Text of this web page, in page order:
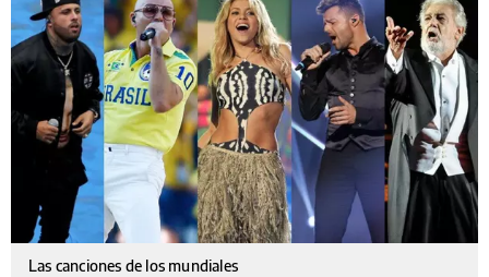
Las canciones de los mundiales